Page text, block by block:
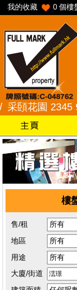
我的收藏 0 個樓
花園 2345
樓
售/租
地區
用途
大廈/街道